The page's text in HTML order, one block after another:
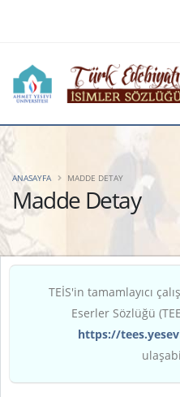
Madde Detay
ANASAYFA MADDE DETAY
TEİS'in tamamlayıcı
Eserler Sözlüğü
https://